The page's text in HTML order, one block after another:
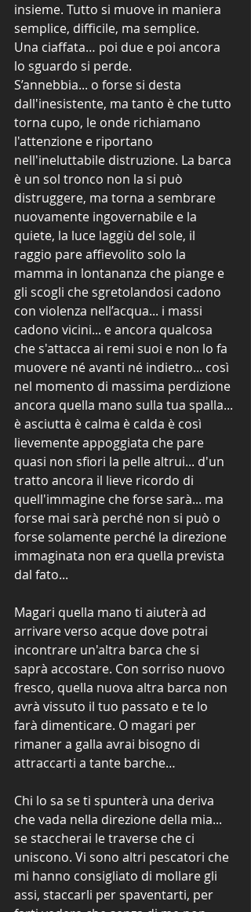
insieme. Tutto si muove in maniera
semplice, difficile, ma semplice.
Una ciaffata… poi due e poi ancora
lo sguardo si perde.
S’annebbia... o forse si desta
dall'inesistente, ma tanto è che tutto
torna cupo, le onde richiamano
l'attenzione e riportano
nell'ineluttabile distruzione. La barca
è un sol tronco non la si può
distruggere, ma torna a sembrare
nuovamente ingovernabile e la
quiete, la luce laggiù del sole, il
raggio pare affievolito solo la
mamma in lontananza che piange e
gli scogli che sgretolandosi cadono
con violenza nell’acqua... i massi
cadono vicini... e ancora qualcosa
che s'attacca ai remi suoi e non lo fa
muovere né avanti né indietro... così
nel momento di massima perdizione
ancora quella mano sulla tua spalla...
è asciutta è calma è calda è così
lievemente appoggiata che pare
quasi non sfiori la pelle altrui... d'un
tratto ancora il lieve ricordo di
quell'immagine che forse sarà... ma
forse mai sarà perché non si può o
forse solamente perché la direzione
immaginata non era quella prevista
dal fato...
Magari quella mano ti aiuterà ad
arrivare verso acque dove potrai
incontrare un'altra barca che si
saprà accostare. Con sorriso nuovo
fresco, quella nuova altra barca non
avrà vissuto il tuo passato e te lo
farà dimenticare. O magari per
rimaner a galla avrai bisogno di
attraccarti a tante barche…
Chi lo sa se ti spunterà una deriva
che vada nella direzione della mia...
se staccherai le traverse che ci
uniscono. Vi sono altri pescatori che
mi hanno consigliato di mollare gli
assi, staccarli per spaventarti, per